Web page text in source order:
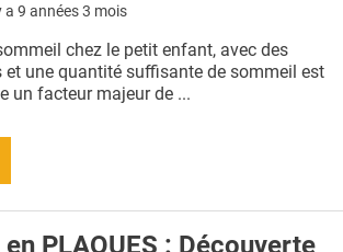
a 9 années 3 mois
chez le petit enfant, avec des
et une quantité suffisante de sommeil est
un facteur majeur de ...
en PLAQUES : Découverte